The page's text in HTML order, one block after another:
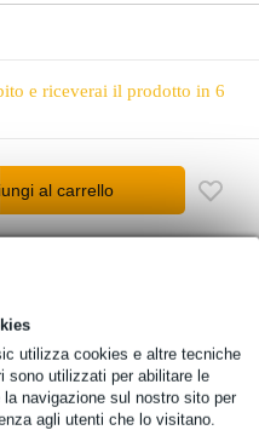
utilizza cookies e altre tecniche
sono utilizzati per abilitare le
navigazione sul nostro sito per
agli utenti che lo visitano.
e riceverai il prodotto in 6
al carrello